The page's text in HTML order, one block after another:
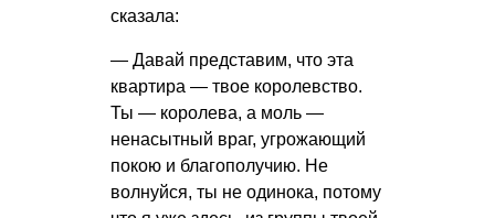
сказала:
— Давай представим, что эта
квартира — твое королевство.
Ты — королева, а моль —
ненасытный враг, угрожающий
покою и благополучию. Не
волнуйся, ты не одинока, потому